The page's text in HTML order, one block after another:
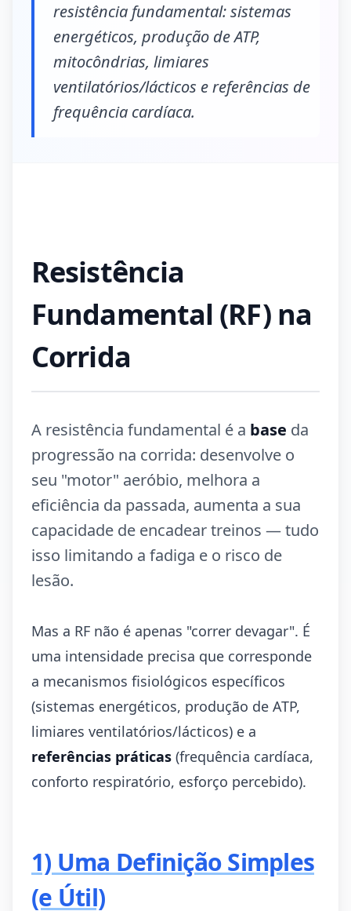
resistência fundamental: sistemas
energéticos, produção de ATP,
mitocôndrias, limiares
ventilatórios/lácticos e referências de
frequência cardíaca.
Resistência
Fundamental (RF) na
Corrida
A resistência fundamental é a base da
progressão na corrida: desenvolve o
seu "motor" aeróbio, melhora a
eficiência da passada, aumenta a sua
capacidade de encadear treinos — tudo
isso limitando a fadiga e o risco de
lesão.
Mas a RF não é apenas "correr devagar". É
uma intensidade precisa que corresponde
a mecanismos fisiológicos específicos
(sistemas energéticos, produção de ATP,
limiares ventilatórios/lácticos) e a
referências práticas (frequência cardíaca,
conforto respiratório, esforço percebido).
1) Uma Definição Simples
(e Útil)